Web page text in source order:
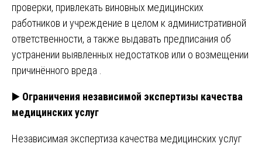
проверки, привлекать виновных медицинских
работников и учреждение в целом к административной
ответственности, а также выдавать предписания об
устранении выявленных недостатков или о возмещении
причинённого вреда .
▶️ Ограничения независимой экспертизы качества
медицинских услуг
Независимая экспертиза качества медицинских услуг